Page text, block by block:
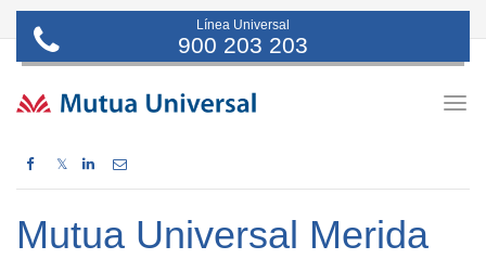
Línea Universal
900 203 203
𝕏
Mutua Universal Merida